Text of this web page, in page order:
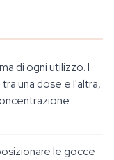
di ogni utilizzo. I
una dose e l'altra,
le gocce